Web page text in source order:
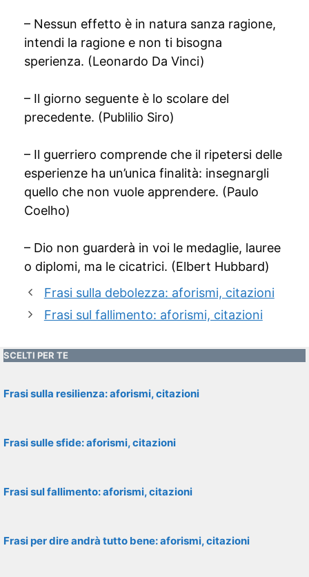
– Nessun effetto è in natura sanza ragione,
intendi la ragione e non ti bisogna
sperienza. (Leonardo Da Vinci)
– Il giorno seguente è lo scolare del
precedente. (Publilio Siro)
– Il guerriero comprende che il ripetersi delle
esperienze ha un’unica finalità: insegnargli
quello che non vuole apprendere. (Paulo
Coelho)
– Dio non guarderà in voi le medaglie, lauree
o diplomi, ma le cicatrici. (Elbert Hubbard)
Frasi sulla debolezza: aforismi, citazioni
Frasi sul fallimento: aforismi, citazioni
SCELTI PER TE
Frasi sulla resilienza: aforismi, citazioni
Frasi sulle sfide: aforismi, citazioni
Frasi sul fallimento: aforismi, citazioni
Frasi per dire andrà tutto bene: aforismi, citazioni